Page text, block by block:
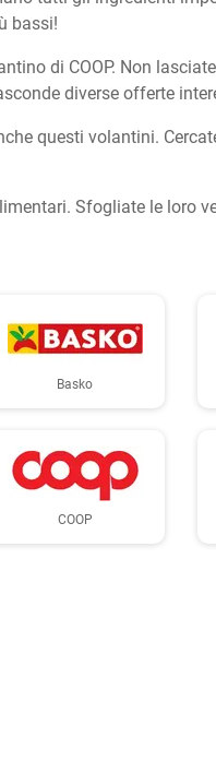
bassi!
di COOP. Non
diverse offerte
questi volantini.
Sfogliate le loro
Basko
COOP